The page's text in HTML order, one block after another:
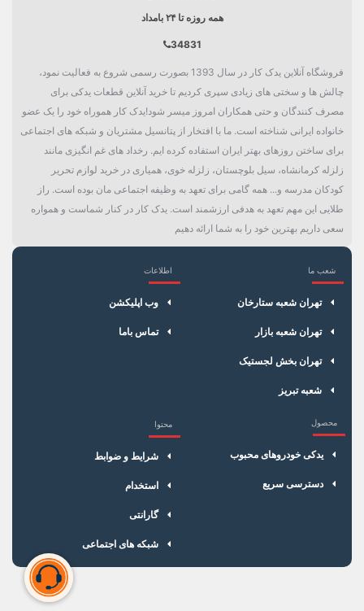
همه روزه تا ۲۴ بامداد
34831
فروشگاه آنلاین یدک کار در سال 1393 بصورت رسمی شروع به فعالیت نمود،
چالش ها و سختی های زیادی سپری کردیم تا خرید آنلاین قطعات یدکی برای
مصرف کنندگان و حتی همکاران امروز میسر شود!یدک کار هموراه خود را یک عضو
خانواده ایرانی شناخته است. ما با افتخار از پتانسیل مشتریان و شبکه های اجتماعی
برای ساختن روزهای بهتر ایران استفاده کرده ایم. رخداد های غم انگیزی مانند
زلزله کرمانشاه، سیل بلوچستان، زلزله خوی، همیاری در خرید لوازم تحریر
کودکان مدرسه و... همه گامی برای تعهد به وظیفه اجتماعی مان بوده است. راز
طلایی این مهم تعهد به هدفی ارزشمند است. یدک کار در کنار شماست و همواره
سعی داریم بهترین خود را به شما ارائه دهیم
شعب ما
تهران شعبه ستارخان
تهران شعبه بازار
تهران بخش لجستیک
شعبه تبریز
اطلاعات
وب اپلیکشن
تماس باما
محصول
یدکی خودروهای محبوب
دسترسی سریع
محتوا
شرایط و ضوابط
استخدام
گارانتی
شبکه های اجتماعی
×